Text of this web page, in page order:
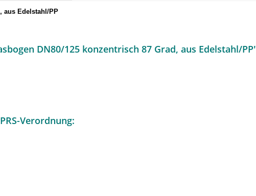
aus Edelstahl/PP
DN80/125 konzentrisch 87 Grad, aus Edelstahl/
Verordnung: